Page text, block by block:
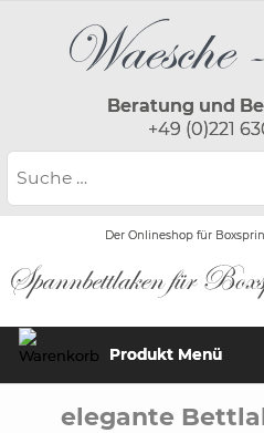
Beratung und
+49 (0)221
Der Onlineshop für
Produkt Menü
elegante